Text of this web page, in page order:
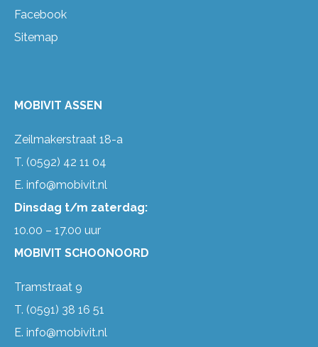
Facebook
Sitemap
MOBIVIT ASSEN
Zeilmakerstraat 18-a
T. (0592) 42 11 04
E. info@mobivit.nl
Dinsdag t/m zaterdag:
10.00 – 17.00 uur
MOBIVIT SCHOONOORD
Tramstraat 9
T. (0591) 38 16 51
E. info@mobivit.nl